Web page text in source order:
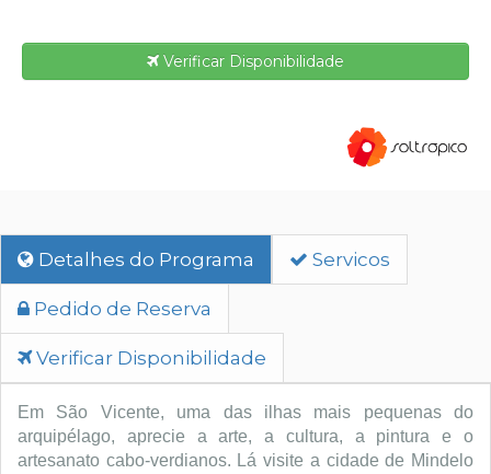
Verificar Disponibilidade
Detalhes do Programa Servicos
Pedido de Reserva
Verificar Disponibilidade
Em São Vicente, uma das ilhas mais pequenas do
arquipélago, aprecie a arte, a cultura, a pintura e o
artesanato cabo-verdianos. Lá visite a cidade de Mindelo